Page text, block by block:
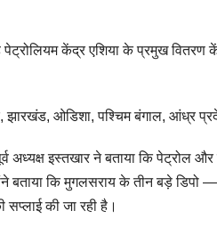
केंद्र एशिया के प्रमुख वितरण
झारखंड, ओडिशा, पश्चिम बंगाल, आंध्र
अध्यक्ष इस्तखार ने बताया कि पेट्रोल
बताया कि मुगलसराय के तीन बड़े
सप्लाई की जा रही है।